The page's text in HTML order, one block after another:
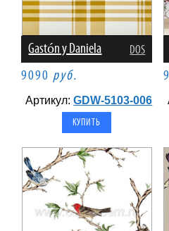
Gastón y Daniela DOS
9090 руб.
Артикул:GDW-5103-006